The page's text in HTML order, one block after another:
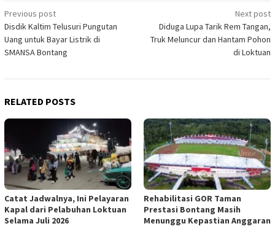
Post
navigation
Previous post
Disdik Kaltim Telusuri Pungutan
Uang untuk Bayar Listrik di
SMANSA Bontang
Next post
Diduga Lupa Tarik Rem Tangan,
Truk Meluncur dan Hantam Pohon
di Loktuan
RELATED POSTS
Catat Jadwalnya, Ini Pelayaran
Kapal dari Pelabuhan Loktuan
Selama Juli 2026
Rehabilitasi GOR Taman
Prestasi Bontang Masih
Menunggu Kepastian Anggaran